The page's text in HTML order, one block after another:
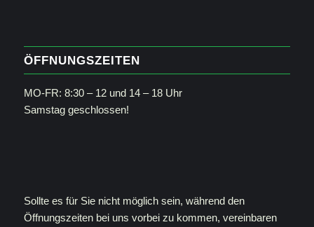
ÖFFNUNGSZEITEN
MO-FR: 8:30 – 12 und 14 – 18 Uhr
Samstag geschlossen!
Sollte es für Sie nicht möglich sein, während den
Öffnungszeiten bei uns vorbei zu kommen, vereinbaren